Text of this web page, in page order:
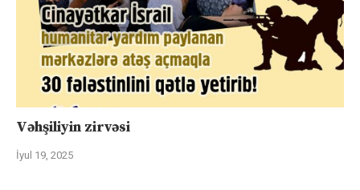
Vəhşiliyin zirvəsi
İyul 19, 2025